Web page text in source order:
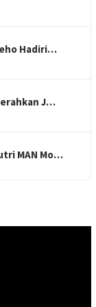
Hadiri…
J…
MAN Mo…